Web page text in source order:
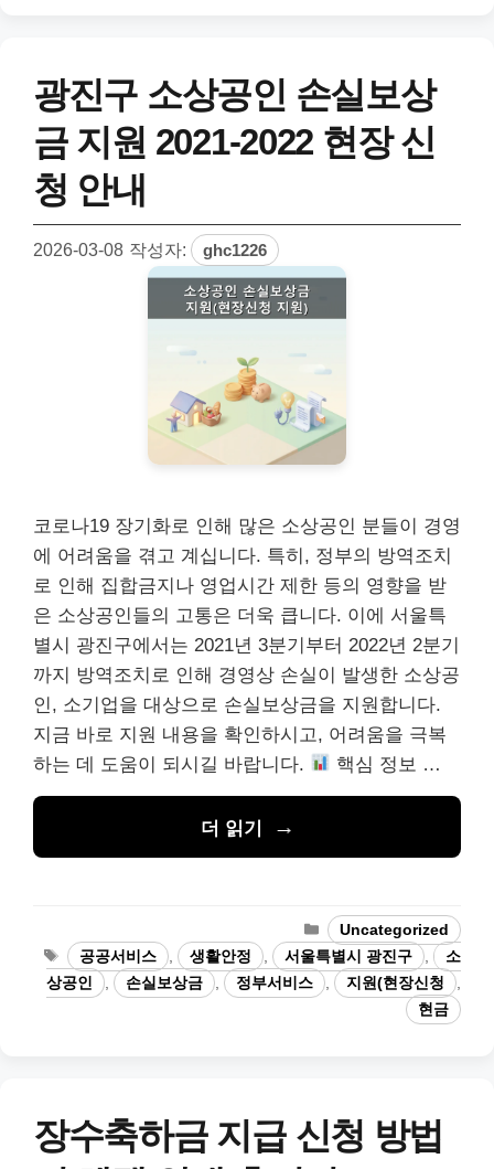
광진구 소상공인 손실보상
금 지원 2021-2022 현장 신
청 안내
2026-03-08 작성자: ghc1226
코로나19 장기화로 인해 많은 소상공인 분들이 경영
에 어려움을 겪고 계십니다. 특히, 정부의 방역조치
로 인해 집합금지나 영업시간 제한 등의 영향을 받
은 소상공인들의 고통은 더욱 큽니다. 이에 서울특
별시 광진구에서는 2021년 3분기부터 2022년 2분기
까지 방역조치로 인해 경영상 손실이 발생한 소상공
인, 소기업을 대상으로 손실보상금을 지원합니다.
지금 바로 지원 내용을 확인하시고, 어려움을 극복
하는 데 도움이 되시길 바랍니다.
핵심 정보 …
더 읽기
카
테
고
리
Uncategorized
태
그
공공서비스 생활안정 서울특별시 광진구
소
상공인
손실보상금 정부서비스 지원(현장신청
현금
장수축하금 지급 신청 방법